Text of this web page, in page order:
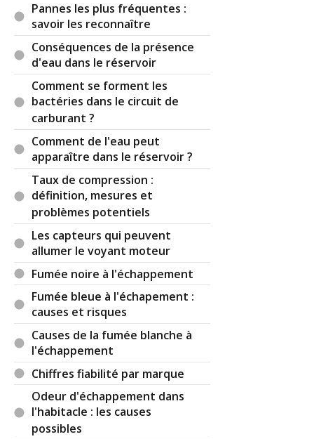
Pannes les plus fréquentes :
savoir les reconnaître
Conséquences de la présence
d'eau dans le réservoir
Comment se forment les
bactéries dans le circuit de
carburant ?
Comment de l'eau peut
apparaître dans le réservoir ?
Taux de compression :
définition, mesures et
problèmes potentiels
Les capteurs qui peuvent
allumer le voyant moteur
Fumée noire à l'échappement
Fumée bleue à l'échapement :
causes et risques
Causes de la fumée blanche à
l'échappement
Chiffres fiabilité par marque
Odeur d'échappement dans
l'habitacle : les causes
possibles